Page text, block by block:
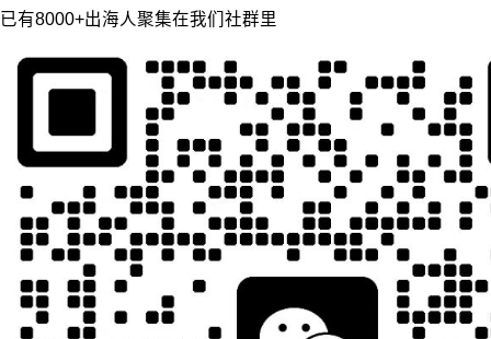
已有8000+出海人聚集在我们社群里